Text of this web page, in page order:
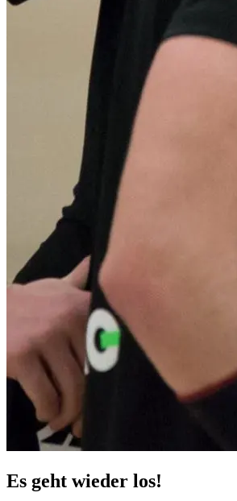
Es geht wieder los!